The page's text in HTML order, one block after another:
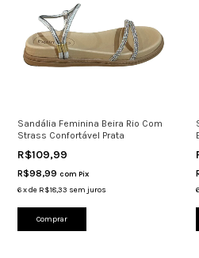
Sandália Feminina Beira Rio Com
Strass Confortável Prata
R$109,99
R$98,99 com Pix
6xde R$18,33 sem juros
Comprar
6